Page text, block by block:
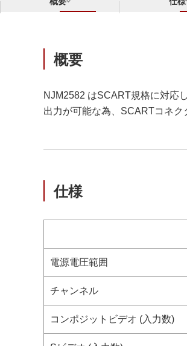
概要
NJM2582 はSCART規格に対応
出力が可能な為、SCARTコネク
仕様
電源電圧範囲
チャンネル
コンポジットビデオ (入力数)